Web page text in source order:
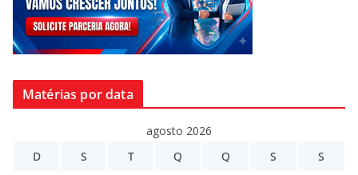
Matérias por data
agosto 2026
D
S T Q Q S S